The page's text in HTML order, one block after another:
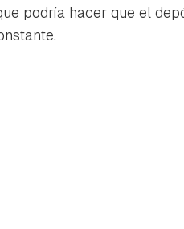
podría hacer que el